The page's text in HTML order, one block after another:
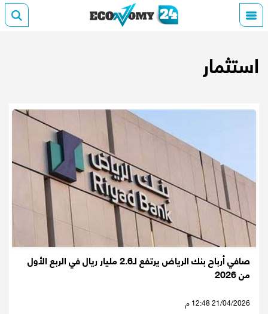
استثمار
صافي أرباح بنك الرياض يرتفع لـ2.6 مليار ريال في الربع الأول
من 2026
21/04/2026 12:48 م